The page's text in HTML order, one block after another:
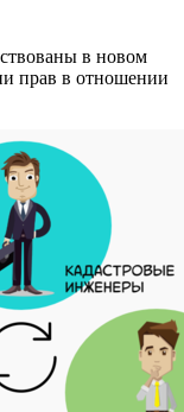
в новом
прав в отношении